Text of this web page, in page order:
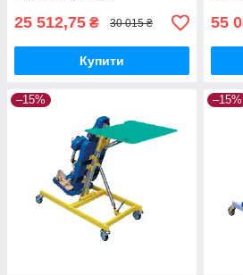
25 512,75 ₴ 30 015 ₴
Купити
55
–15% –15%